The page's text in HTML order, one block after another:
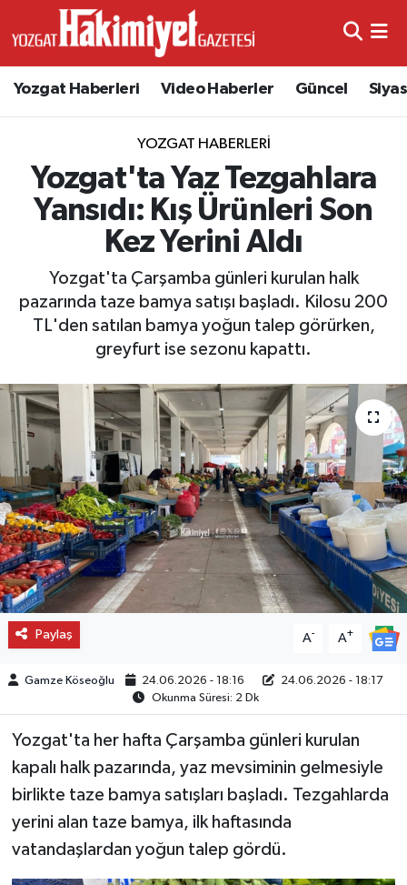
Yozgat Haberleri Video Haberler Güncel
YOZGAT HABERLERI
Yozgat'ta Yaz Tezgahlara
Yansıdı: Kış Ürünleri Son
Kez Yerini Aldı
Yozgat'ta Çarşamba günleri kurulan halk
pazarında taze bamya satışı başladı. Kilosu 200
TL'den satılan bamya yoğun talep görürken,
greyfurt ise sezonu kapattı.
Paylaş A- A+
Gamze Köseoğlu 24.06.2026 - 18:16
24.06.2026 - 18:17
Okunma Süresi: 2 Dk
Yozgat'ta her hafta Çarşamba günleri kurulan
kapalı halk pazarında, yaz mevsiminin gelmesiyle
birlikte taze bamya satışları başladı. Tezgahlarda
yerini alan taze bamya, ilk haftasında
vatandaşlardan yoğun talep gördü.